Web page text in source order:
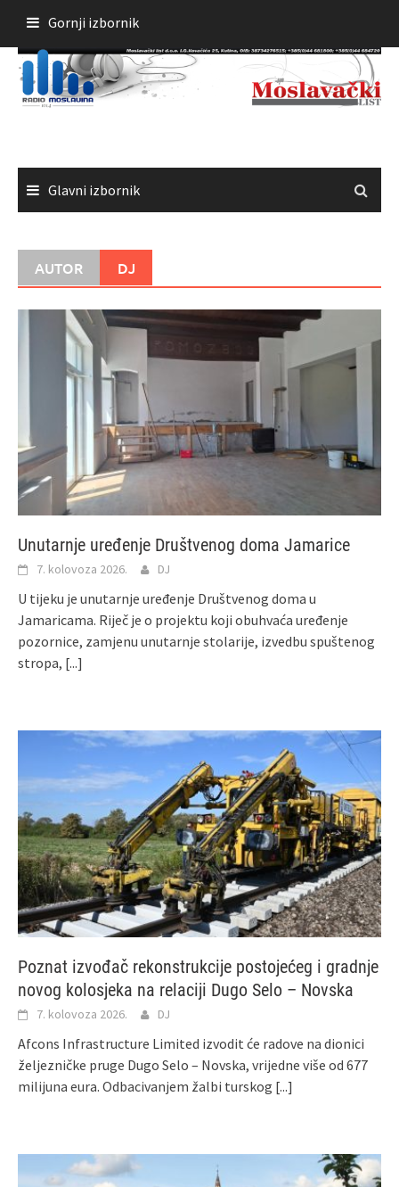
sadržaja
Gornji izbornik
Glavni izbornik
AUTOR DJ
Unutarnje uređenje Društvenog doma Jamarice
7. kolovoza 2026. DJ
U tijeku je unutarnje uređenje Društvenog doma u
Jamaricama. Riječ je o projektu koji obuhvaća uređenje
pozornice, zamjenu unutarnje stolarije, izvedbu spuštenog
stropa, [...]
Poznat izvođač rekonstrukcije postojećeg i gradnje
novog kolosjeka na relaciji Dugo Selo – Novska
7. kolovoza 2026. DJ
Afcons Infrastructure Limited izvodit će radove na dionici
željezničke pruge Dugo Selo – Novska, vrijedne više od 677
milijuna eura. Odbacivanjem žalbi turskog [...]